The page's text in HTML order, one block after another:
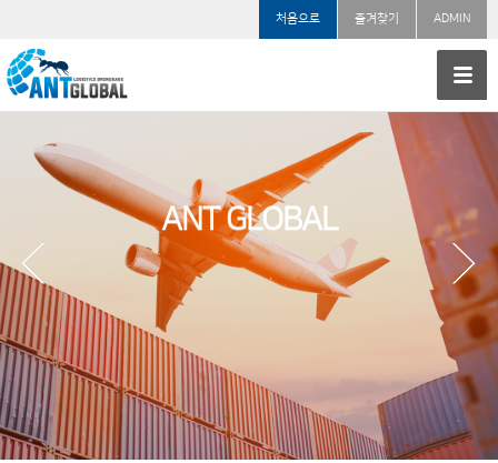
처음으로 즐겨찾기 ADMIN
ANT GLOBAL
(주)앤트글로벌은 해상/항공/로지스틱스와 관련하여
고객사들의 니즈에 맞추어 맞춤서비스를 제공하는글로벌 물류운송업체입니다.